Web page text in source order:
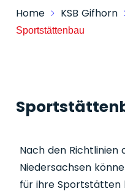
Home KSB Gifhorn
Sportstättenbau
Nach den Richtlinien
Niedersachsen
für ihre Sportstätten